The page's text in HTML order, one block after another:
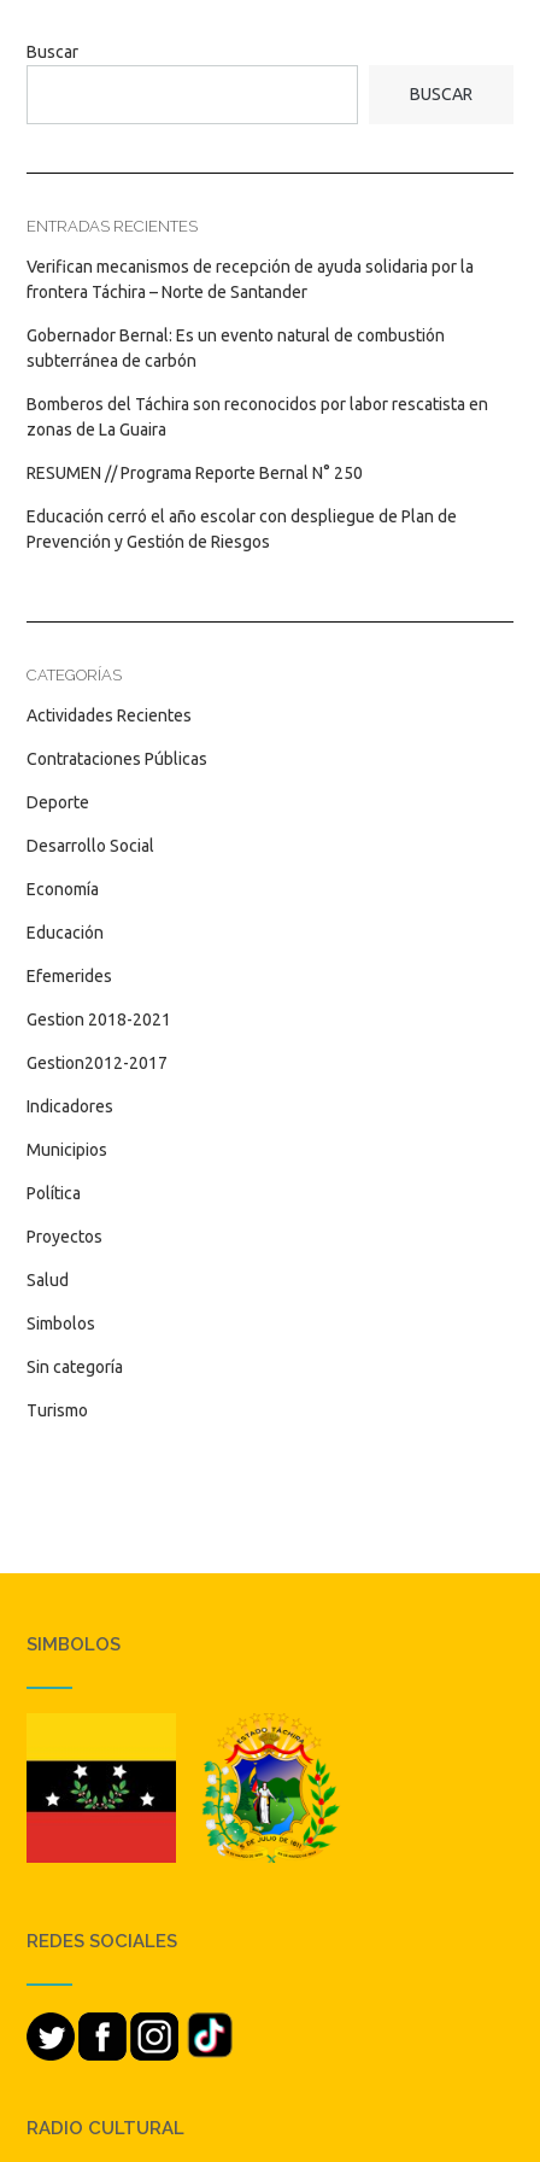
Buscar
BUSCAR
ENTRADAS RECIENTES
Verifican mecanismos de recepción de ayuda solidaria por la
frontera Táchira – Norte de Santander
Gobernador Bernal: Es un evento natural de combustión
subterránea de carbón
Bomberos del Táchira son reconocidos por labor rescatista en
zonas de La Guaira
RESUMEN // Programa Reporte Bernal N° 250
Educación cerró el año escolar con despliegue de Plan de
Prevención y Gestión de Riesgos
CATEGORÍAS
Actividades Recientes
Contrataciones Públicas
Deporte
Desarrollo Social
Economía
Educación
Efemerides
Gestion 2018-2021
Gestion2012-2017
Indicadores
Municipios
Política
Proyectos
Salud
Simbolos
Sin categoría
Turismo
SIMBOLOS
REDES SOCIALES
RADIO CULTURAL